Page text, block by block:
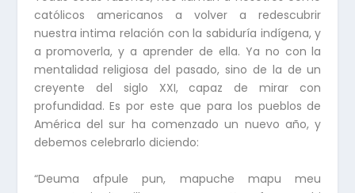
católicos americanos a volver a redescubrir
nuestra intima relación con la sabiduría indígena, y
a promoverla, y a aprender de ella. Ya no con la
mentalidad religiosa del pasado, sino de la de un
creyente del siglo XXI, capaz de mirar con
profundidad. Es por este que para los pueblos de
América del sur ha comenzado un nuevo año, y
debemos celebrarlo diciendo:
“Deuma afpule pun, mapuche mapu meu